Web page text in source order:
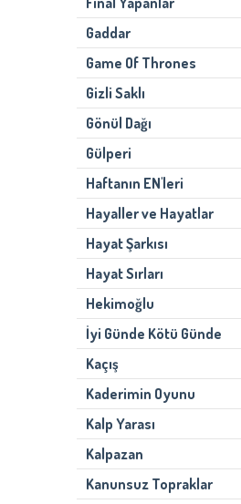
Gaddar
Game Of Thrones
Gizli Saklı
Gönül Dağı
Gülperi
Haftanın EN'leri
Hayaller ve Hayatlar
Hayat Şarkısı
Hayat Sırları
Hekimoğlu
İyi Günde Kötü Günde
Kaçış
Kaderimin Oyunu
Kalp Yarası
Kalpazan
Kanunsuz Topraklar